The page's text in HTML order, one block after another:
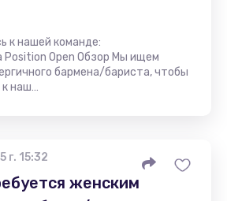
к нашей команде:
Open Обзор Мы ищем
бармена/бариста, чтобы
к наш…
г. 15:32
женским